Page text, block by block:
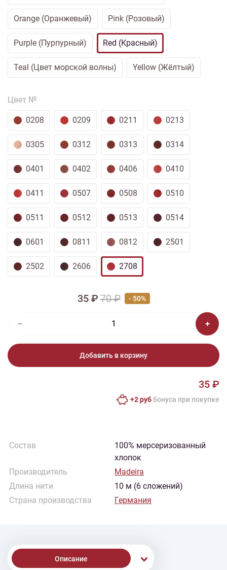
Orange (Оранжевый) Pink (Розовый)
Purple (Пурпурный) Red (Красный)
Teal (Цвет морской волны) Yellow (Жёлтый)
Цвет №
0208 0209 0211 0213
0305 0312 0313 0314
0401 0402 0406 0410
0411 0507 0508 0510
0511 0512 0513 0514
0601 0811 0812 2501
2502 2606 2708
35 ₽70 ₽ - 50%
Добавить в корзину
35 ₽
+2 руббонусa при покупке
Состав
100% мерсеризованный
хлопок
Производитель
Madeira
Длина нити
10 м (6 сложений)
Страна производства
Германия
Описание